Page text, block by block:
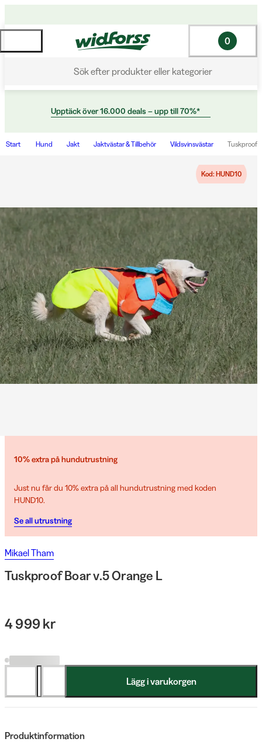
Sök efter produkter eller kategorier
0
Upptäck över 16.000 deals – upp till 70%*
Start Hund Jakt Jaktvästar & Tillbehör Vildsvinsvästar Tuskproof
Kod: HUND10
10% extra på hundutrustning
Just nu får du 10% extra på all hundutrustning med koden
HUND10.
Se all utrustning
Mikael Tham
Tuskproof Boar v.5 Orange L
4 999 kr
Lägg i varukorgen
Produktinformation